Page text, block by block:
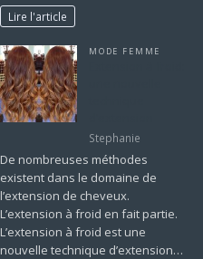
Lire l'article
MODE FEMME
Stephanie
De nombreuses méthodes
existent dans le domaine de
l’extension de cheveux.
L’extension à froid en fait partie.
L’extension à froid est une
nouvelle technique d’extension…